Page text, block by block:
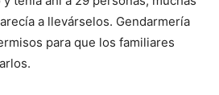
a llevárselos. Gendarmería
para que los familiares